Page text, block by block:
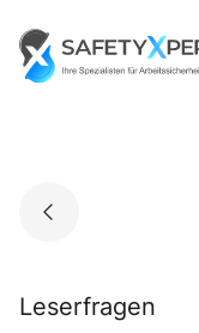
content
Go to landing page.
Leserfragen